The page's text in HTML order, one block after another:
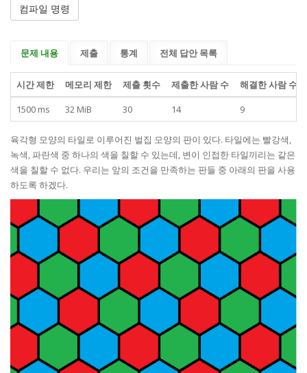
컴파일 명령
문제 내용 제출 통계 전체 답안 목록
시간 제한 메모리 제한 제출 횟수 제출한 사람 수
해결한 사람 수
1500 ms
32 MiB 30 14 9
육각형 모양의 타일로 이루어진 벌집 모양의 판이 있다. 타일에는 빨강색,
녹색, 파란색 중 하나의 색을 칠할 수 있는데, 변이 인접한 타일끼리는 같은
색을 칠할 수 없다. 우리는 앞의 조건을 만족하는 판들 중 아래의 판을 사용
하도록 하겠다.